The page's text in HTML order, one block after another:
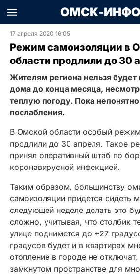
ОМСК-
17 апреля 2020 16:05
Режим самоизоляции в
области продлили до 30
Жителям региона нельзя будет
дома до конца месяца,
теплую погоду. Пока
послабления.
В Омской области особый
продлили до 30 апреля. Такое
принял оперативный штаб по
коронавирусной инфекцией.
Таким образом, большинству
самоизоляции придется сидеть
следующей неделе делать это
сложно, учитывая, что столбик
улице поднимется до +27
градусов будет и в квартирах
отопление в городе не
замкнутом пространстве для